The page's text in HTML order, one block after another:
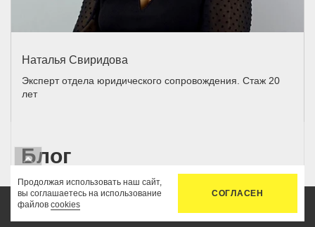
Наталья Свиридова
Эксперт отдела юридического сопровождения. Стаж 20
лет
Блог
После заключения договора на оказание
юридических услуг вам не придется
Продолжая использовать наш сайт,
вы соглашаетесь на использование
файлов cookies
СОГЛАСЕН